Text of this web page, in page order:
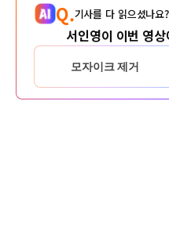
Q.기사를 다 읽으셨나
서인영이 이번 영
모자이크 제거